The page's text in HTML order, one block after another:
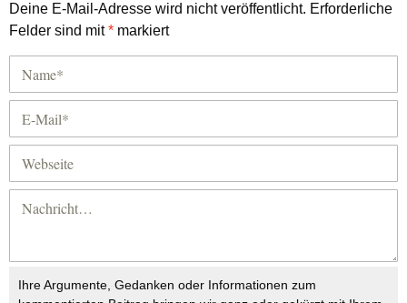
Deine E-Mail-Adresse wird nicht veröffentlicht. Erforderliche
Felder sind mit* markiert
Ihre Argumente, Gedanken oder Informationen zum